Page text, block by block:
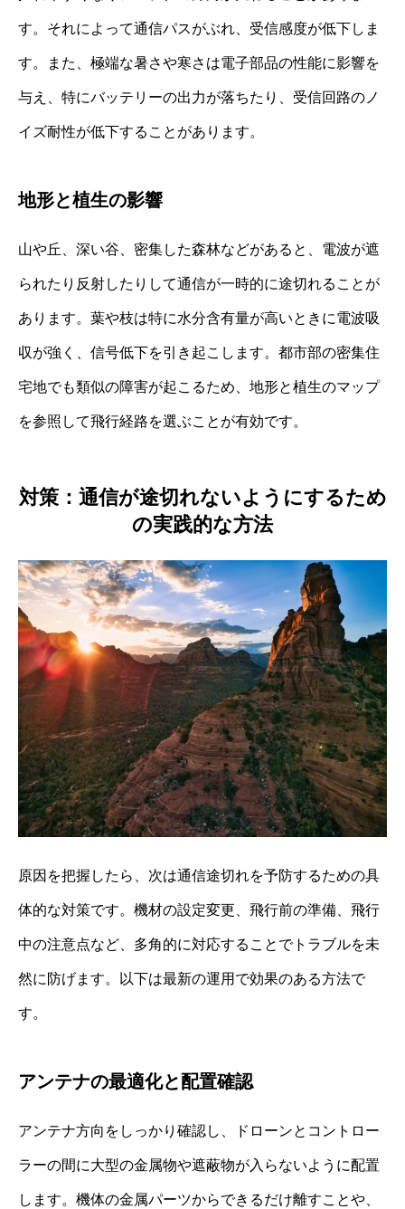
す。それによって通信パスがぶれ、受信感度が低下しま
す。また、極端な暑さや寒さは電子部品の性能に影響を
与え、特にバッテリーの出力が落ちたり、受信回路のノ
イズ耐性が低下することがあります。
地形と植生の影響
山や丘、深い谷、密集した森林などがあると、電波が遮
られたり反射したりして通信が一時的に途切れることが
あります。葉や枝は特に水分含有量が高いときに電波吸
収が強く、信号低下を引き起こします。都市部の密集住
宅地でも類似の障害が起こるため、地形と植生のマップ
を参照して飛行経路を選ぶことが有効です。
対策：通信が途切れないようにするため
の実践的な方法
原因を把握したら、次は通信途切れを予防するための具
体的な対策です。機材の設定変更、飛行前の準備、飛行
中の注意点など、多角的に対応することでトラブルを未
然に防げます。以下は最新の運用で効果のある方法で
す。
アンテナの最適化と配置確認
アンテナ方向をしっかり確認し、ドローンとコントロー
ラーの間に大型の金属物や遮蔽物が入らないように配置
します。機体の金属パーツからできるだけ離すことや、